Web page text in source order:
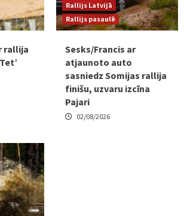
rallija
Rallijs Latvijā
Rallijs pasaulē
Sesks/Francis ar
atjaunoto auto
sasniedz Somijas rallija
finišu, uzvaru izcīna
Pajari
02/08/2026